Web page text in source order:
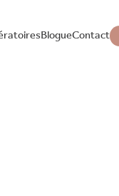
BlogueContact